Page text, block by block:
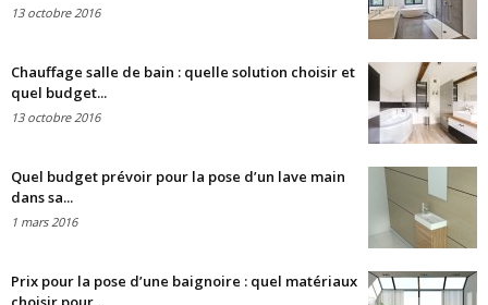
13 octobre 2016
Chauffage salle de bain : quelle solution choisir et
quel budget...
13 octobre 2016
Quel budget prévoir pour la pose d’un lave main
dans sa...
1 mars 2016
Prix pour la pose d’une baignoire : quel matériaux